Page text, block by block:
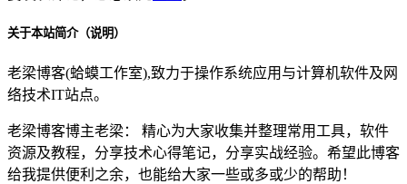
关于本站简介（说明）
老梁博客(蛤蟆工作室),致力于操作系统应用与计算机软件及网
络技术IT站点。
老梁博客博主老梁： 精心为大家收集并整理常用工具，软件
资源及教程，分享技术心得笔记，分享实战经验。希望此博客
给我提供便利之余，也能给大家一些或多或少的帮助！